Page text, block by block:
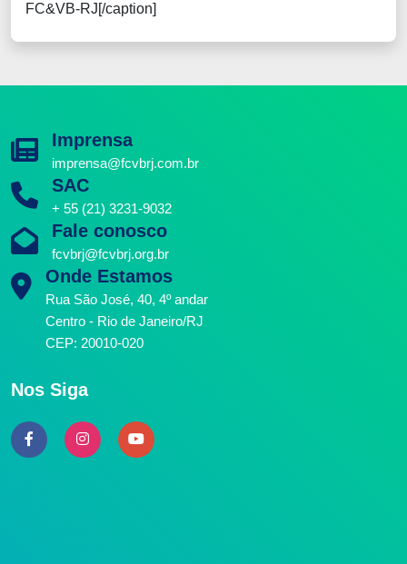
FC&VB-RJ[/caption]
Imprensa
imprensa@fcvbrj.com.br
SAC
+ 55 (21) 3231-9032
Fale conosco
fcvbrj@fcvbrj.org.br
Onde Estamos
Rua São José, 40, 4º andar
Centro - Rio de Janeiro/RJ
CEP: 20010-020
Nos Siga